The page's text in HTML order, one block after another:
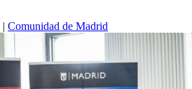
| Comunidad de Madrid